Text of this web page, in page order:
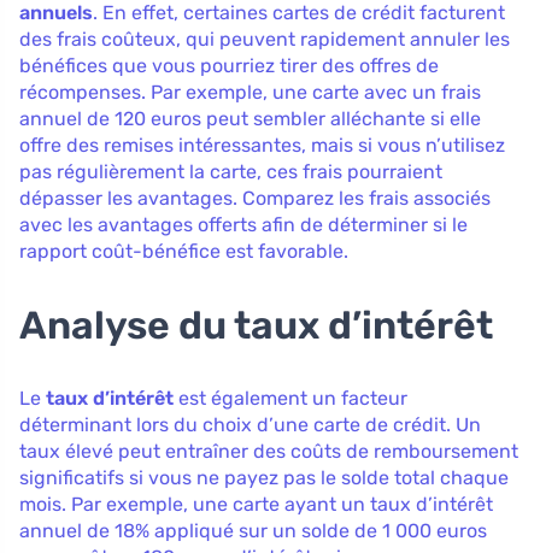
annuels. En effet, certaines cartes de crédit facturent
des frais coûteux, qui peuvent rapidement annuler les
bénéfices que vous pourriez tirer des offres de
récompenses. Par exemple, une carte avec un frais
annuel de 120 euros peut sembler alléchante si elle
offre des remises intéressantes, mais si vous n’utilisez
pas régulièrement la carte, ces frais pourraient
dépasser les avantages. Comparez les frais associés
avec les avantages offerts afin de déterminer si le
rapport coût-bénéfice est favorable.
Analyse du taux d’intérêt
Le taux d’intérêt est également un facteur
déterminant lors du choix d’une carte de crédit. Un
taux élevé peut entraîner des coûts de remboursement
significatifs si vous ne payez pas le solde total chaque
mois. Par exemple, une carte ayant un taux d’intérêt
annuel de 18% appliqué sur un solde de 1 000 euros